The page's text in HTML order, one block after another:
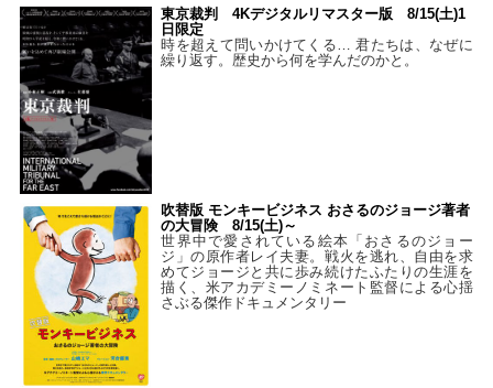
東京裁判 4Kデジタルリマスター版 8/15(土)1
日限定
時を超えて問いかけてくる… 君たちは、なぜに
繰り返す。歴史から何を学んだのかと。
吹替版 モンキービジネス おさるのジョージ著者
の大冒険 8/15(土)～
世界中で愛されている絵本「おさるのジョー
ジ」の原作者レイ夫妻。戦火を逃れ、自由を求
めてジョージと共に歩み続けたふたりの生涯を
描く、米アカデミーノミネート監督による心揺
さぶる傑作ドキュメンタリー